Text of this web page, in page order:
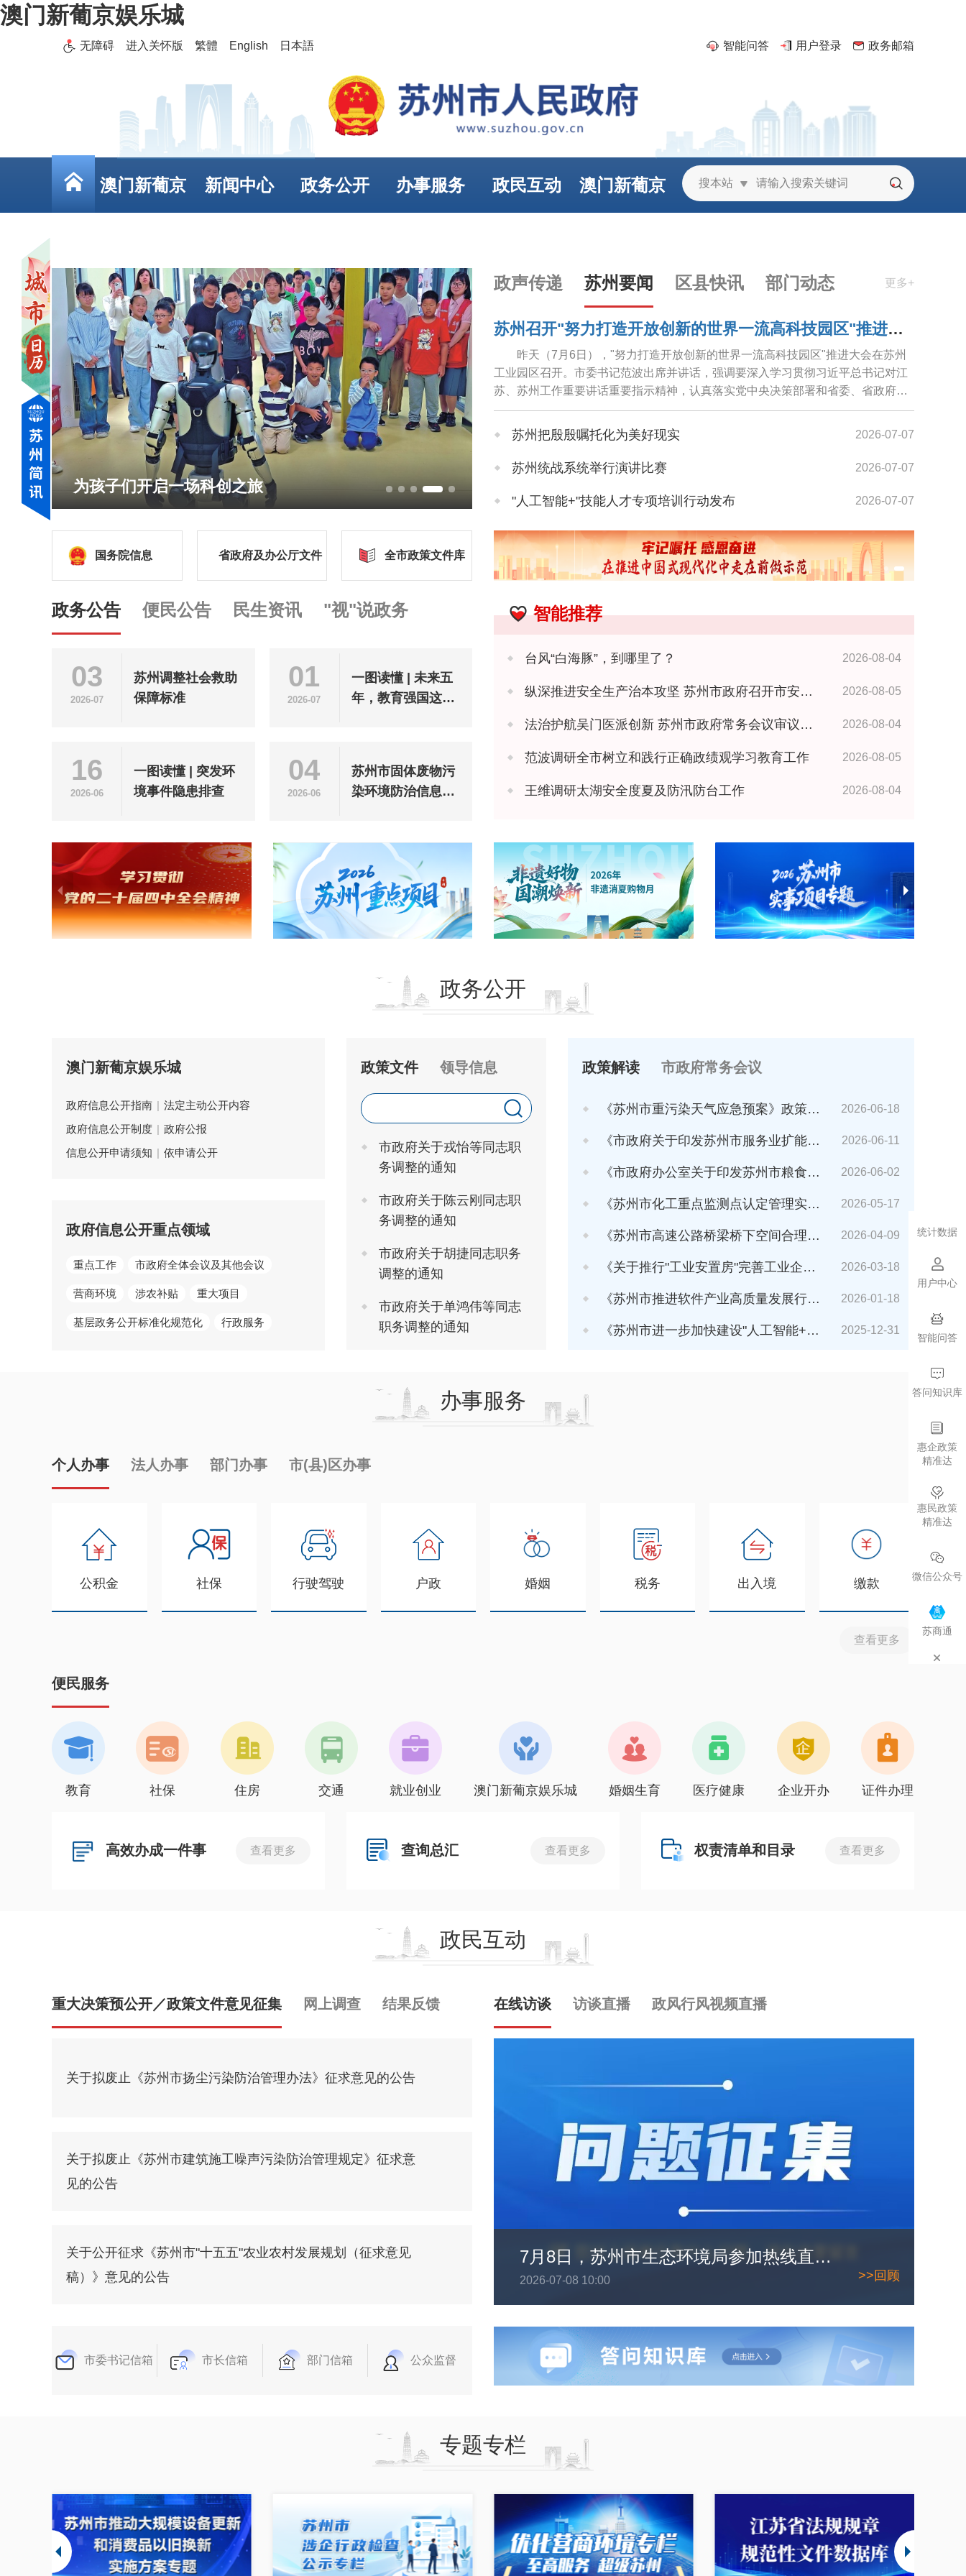
澳门新葡京娱乐城
无障碍 进入关怀版 繁體 English 日本語 智能问答 用户登录 政务邮箱
搜本站
澳门新葡京 新闻中心 政务公开 办事服务 政民互动 澳门新葡京
为孩子们开启一场科创之旅
政声传递 苏州要闻 区县快讯 部门动态 更多+
苏州召开"努力打造开放创新的世界一流高科技园区"推进大会 范波讲话 王维主持 黄爱军朱民...
昨天（7月6日），"努力打造开放创新的世界一流高科技园区"推进大会在苏州
工业园区召开。市委书记范波出席并讲话，强调要深入学习贯彻习近平总书记对江
苏、苏州工作重要讲话重要指示精神，认真落实党中央决策部署和省委、省政府工
作要求，锚定"打造开放创新...
苏州把殷殷嘱托化为美好现实 2026-07-07
苏州统战系统举行演讲比赛 2026-07-07
"人工智能+"技能人才专项培训行动发布 2026-07-07
苏州公积金各项指标稳居全国前列 2026-07-07
A股上市增量领跑全国、千亿阵营扩容、个股涨幅亮眼 "苏州板块"创新有韧劲 2026-07-07
国务院信息 省政府及办公厅文件 全市政策文件库
政务公告 便民公告 民生资讯 "视"说政务
03
2026-07
苏州调整社会救助
保障标准
01
2026-07
一图读懂 | 未来五
年，教育强国这样
16
2026-06
一图读懂 | 突发环
境事件隐患排查
04
2026-06
苏州市固体废物污
染环境防治信息公
智能推荐
台风“白海豚”，到哪里了？ 2026-08-04
纵深推进安全生产治本攻坚 苏州市政府召开市安委会全体成员（扩大）会议 王维讲话 2026-08-05
法治护航吴门医派创新 苏州市政府常务会议审议研究相关事项 王维主持 2026-08-04
范波调研全市树立和践行正确政绩观学习教育工作 2026-08-05
王维调研太湖安全度夏及防汛防台工作 2026-08-04
政务公开
澳门新葡京娱乐城
政府信息公开指南 | 法定主动公开内容
政府信息公开制度 | 政府公报
信息公开申请须知 | 依申请公开
政府信息公开重点领域
重点工作 市政府全体会议及其他会议
营商环境 涉农补贴 重大项目
基层政务公开标准化规范化 行政服务
政策文件 领导信息
市政府关于戎怡等同志职
务调整的通知
市政府关于陈云刚同志职
务调整的通知
市政府关于胡捷同志职务
调整的通知
市政府关于单鸿伟等同志
职务调整的通知
政策解读 市政府常务会议
《苏州市重污染天气应急预案》政策解读 2026-06-18
《市政府关于印发苏州市服务业扩能提质行动方案(2026～2030年)的通知》解读 2026-06-11
《市政府办公室关于印发苏州市粮食应急预案的通知》解读 2026-06-02
《苏州市化工重点监测点认定管理实施细则》解读 2026-05-17
《苏州市高速公路桥梁桥下空间合理利用管理办法》解读 2026-04-09
《关于推行"工业安置房"完善工业企业搬迁安置的指导意见（试行）》解读 2026-03-18
《苏州市推进软件产业高质量发展行动计划（2026-2027年）》解读 2026-01-18
《苏州市进一步加快建设"人工智能+"城市的若干措施（2026年版）》解读 2025-12-31
办事服务
个人办事 法人办事 部门办事 市(县)区办事
公积金 社保 行驶驾驶 户政 婚姻 税务 出入境 缴款
查看更多
便民服务
教育 社保 住房 交通 就业创业 澳门新葡京娱乐城 婚姻生育 医疗健康 企业开办 证件办理
高效办成一件事 查看更多 查询总汇 查看更多 权责清单和目录 查看更多
政民互动
重大决策预公开／政策文件意见征集 网上调查 结果反馈
关于拟废止《苏州市扬尘污染防治管理办法》征求意见的公告
关于拟废止《苏州市建筑施工噪声污染防治管理规定》征求意
见的公告
关于公开征求《苏州市"十五五"农业农村发展规划（征求意见
稿）》意见的公告
市委书记信箱 市长信箱 部门信箱 公众监督
在线访谈 访谈直播 政风行风视频直播
7月8日，苏州市生态环境局参加热线直播。敬请期待！
2026-07-08 10:00 >>回顾
专题专栏
统计数据
用户中心
智能问答
答问知识库
惠企政策
精准达
惠民政策
精准达
微信公众号
苏商通